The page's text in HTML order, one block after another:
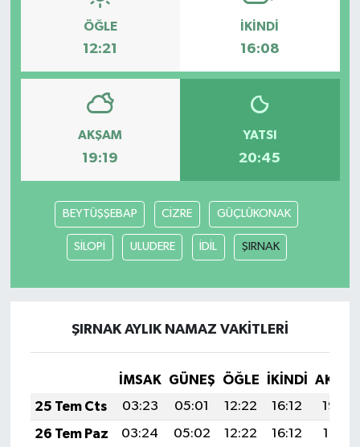
ÖĞLE
12:21
İKINDI
16:08
AKŞAM
19:19
YATSI
20:45
BEYTÜŞŞEBAP CİZRE GÜÇLÜKONAK
SİLOPİ ULUDERE İDİL ŞIRNAK
ŞIRNAK AYLIK NAMAZ VAKITLERI
İMSAK GÜNEŞ ÖĞLE İKINDI
25 Tem Cts
03:23 05:01 12:22 16:12
19:32
26 Tem Paz
03:24 05:02 12:22 16:12
19:31